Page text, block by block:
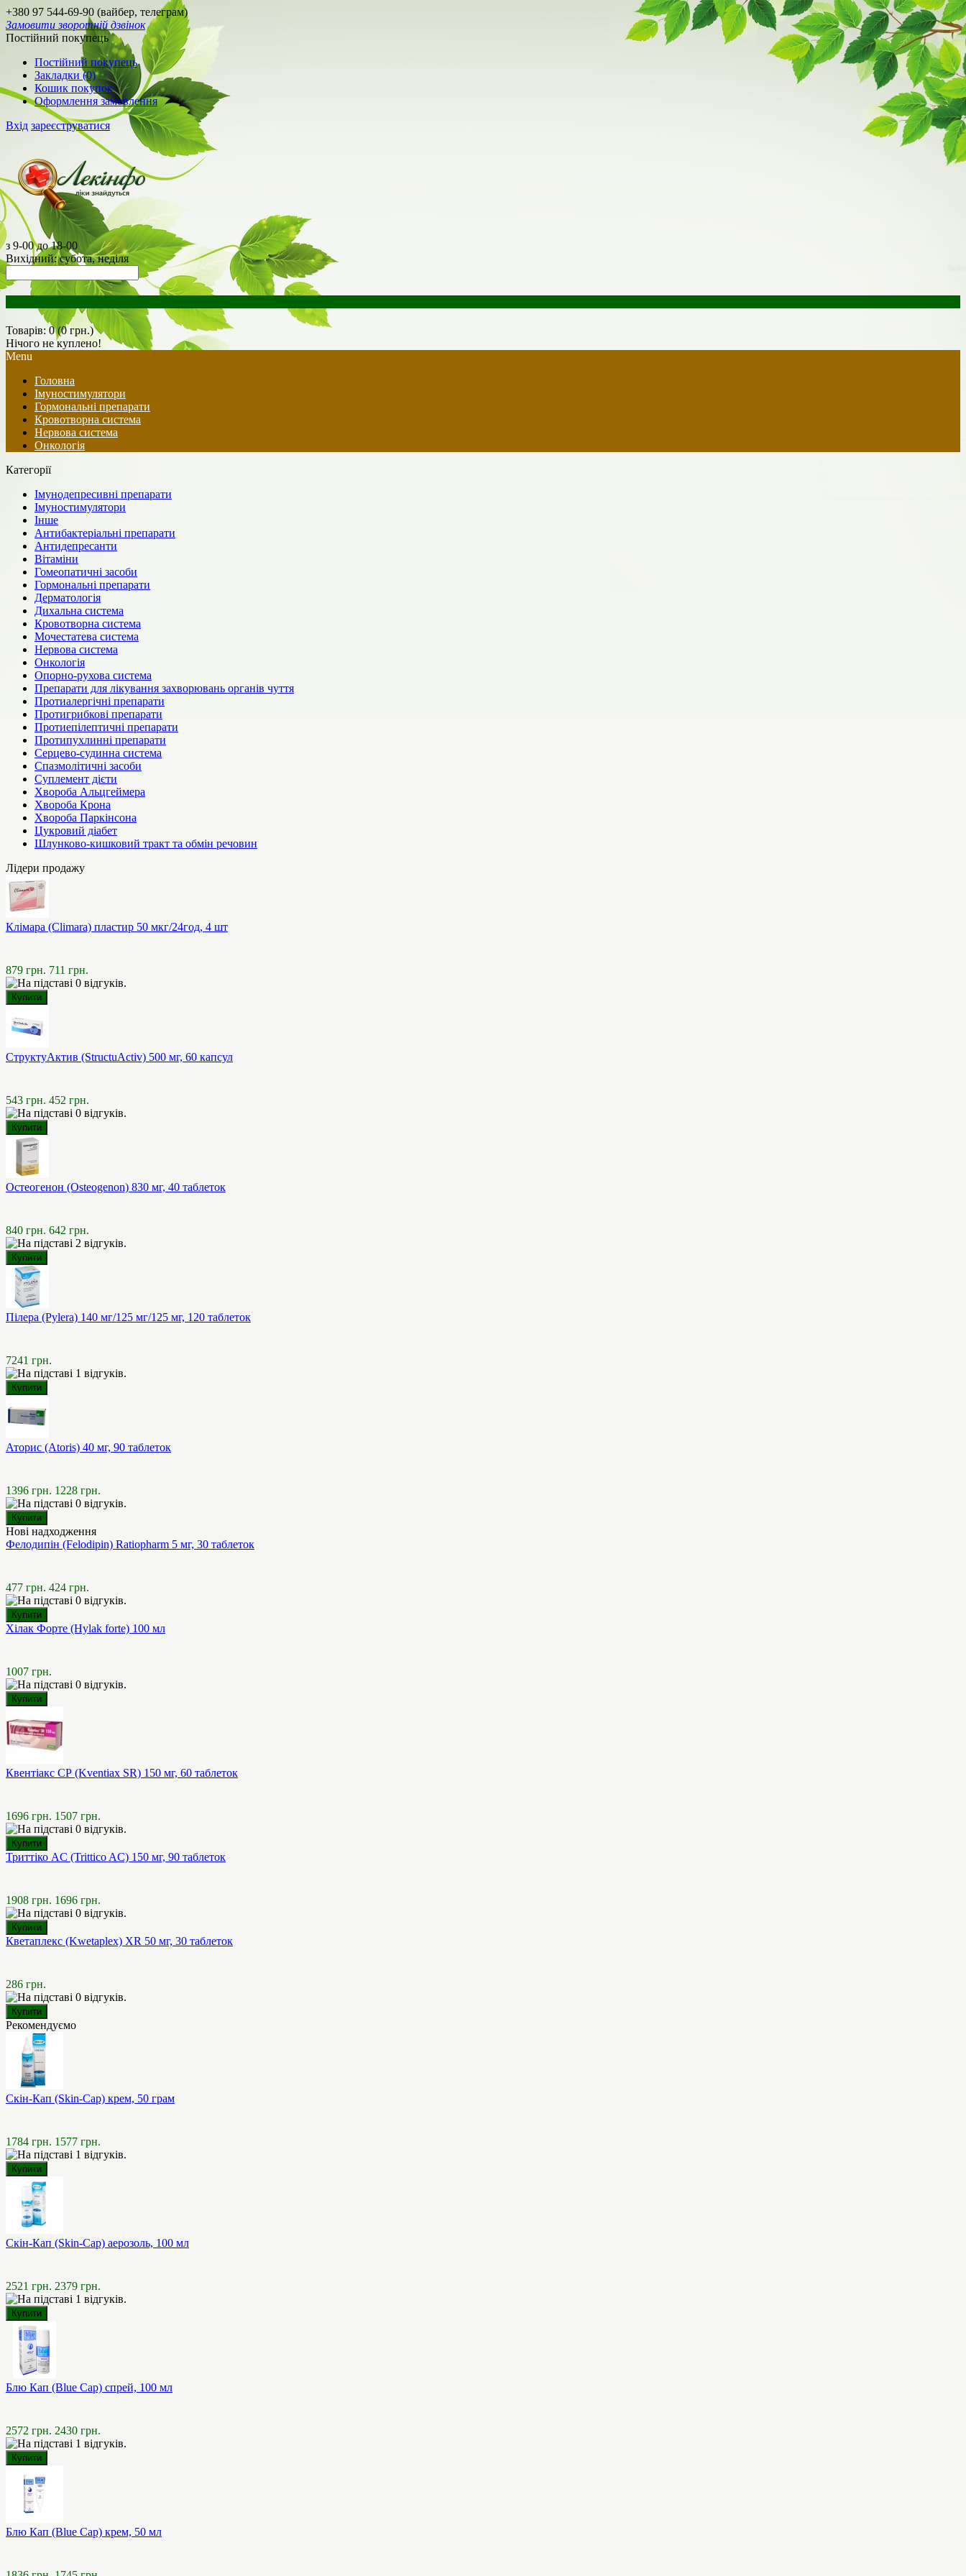
+380 97 544-69-90 (вайбер, телеграм)
Замовити зворотній дзвінок
Постійний покупець
Постійний покупець
Закладки (0)
Кошик покупок
Оформлення замовлення
Вхід зареєструватися
з 9-00 до 18-00
Вихідний: субота, неділя
Товарів: 0 (0 грн.)
Нічого не куплено!
Menu
Головна
Імуностимулятори
Гормональні препарати
Кровотворна система
Нервова система
Онкологія
Категорії
Імунодепресивні препарати
Імуностимулятори
Інше
Антибактеріальні препарати
Антидепресанти
Вітаміни
Гомеопатичні засоби
Гормональні препарати
Дерматологія
Дихальна система
Кровотворна система
Мочестатева система
Нервова система
Онкологія
Опорно-рухова система
Препарати для лікування захворювань органів чуття
Протиалергічні препарати
Протигрибкові препарати
Протиепілептичні препарати
Протипухлинні препарати
Серцево-судинна система
Спазмолітичні засоби
Суплемент дієти
Хвороба Альцгеймера
Хвороба Крона
Хвороба Паркінсона
Цукровий діабет
Шлунково-кишковий тракт та обмін речовин
Лідери продажу
Клімара (Climara) пластир 50 мкг/24год, 4 шт
879 грн. 711 грн.
СтруктуАктив (StructuActiv) 500 мг, 60 капсул
543 грн. 452 грн.
Остеогенон (Osteogenon) 830 мг, 40 таблеток
840 грн. 642 грн.
Пілера (Pylera) 140 мг/125 мг/125 мг, 120 таблеток
7241 грн.
Аторис (Atoris) 40 мг, 90 таблеток
1396 грн. 1228 грн.
Нові надходження
Фелодипін (Felodipin) Ratiopharm 5 мг, 30 таблеток
477 грн. 424 грн.
Хілак Форте (Hylak forte) 100 мл
1007 грн.
Квентіакс СР (Kventiax SR) 150 мг, 60 таблеток
1696 грн. 1507 грн.
Триттіко AC (Trittico AC) 150 мг, 90 таблеток
1908 грн. 1696 грн.
Кветаплекс (Kwetaplex) XR 50 мг, 30 таблеток
286 грн.
Рекомендуємо
Скін-Кап (Skin-Cap) крем, 50 грам
1784 грн. 1577 грн.
Скін-Кап (Skin-Cap) аерозоль, 100 мл
2521 грн. 2379 грн.
Блю Кап (Blue Cap) спрей, 100 мл
2572 грн. 2430 грн.
Блю Кап (Blue Cap) крем, 50 мл